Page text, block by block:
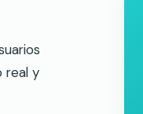
real y